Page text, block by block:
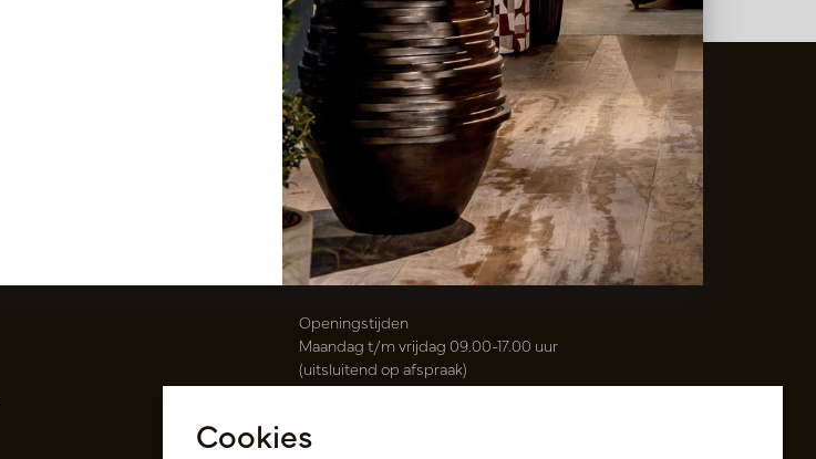
Pot
Vaas Showrooms
T
00(31)-13 5213002
E
info@potenvaas.nl
Oisterwijk
Bedrijfsweg 21
5061 JX Oisterwijk NL
Openingstijden
Maandag t/m vrijdag 09.00-17.00 uur
(uitsluitend op afspraak)
Randweg 155
Cookies